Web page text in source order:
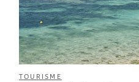
TOURISME